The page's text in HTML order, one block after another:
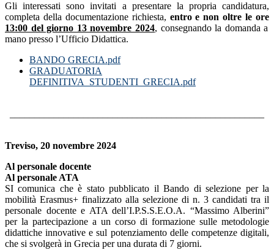
Gli interessati sono invitati a presentare la propria candidatura,
completa della documentazione richiesta, entro e non oltre le ore
13:00 del giorno 13 novembre 2024, consegnando la domanda a
mano presso l’Ufficio Didattica.
BANDO GRECIA.pdf
GRADUATORIA
DEFINITIVA_STUDENTI_GRECIA.pdf
Treviso, 20 novembre 2024
Al personale docente
Al personale ATA
SI comunica che è stato pubblicato il Bando di selezione per la
mobilità Erasmus+ finalizzato alla selezione di n. 3 candidati tra il
personale docente e ATA dell’I.P.S.S.E.O.A. “Massimo Alberini”
per la partecipazione a un corso di formazione sulle metodologie
didattiche innovative e sul potenziamento delle competenze digitali,
che si svolgerà in Grecia per una durata di 7 giorni.